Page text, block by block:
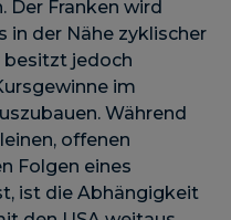
Der Franken wird
in der Nähe zyklischer
besitzt jedoch
im
Während
offenen
Folgen eines
ist die Abhängigkeit